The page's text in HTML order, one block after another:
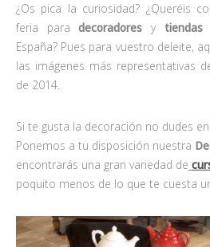
¿Os pica la curiosidad? ¿Queréis
feria paradecoradores y tiendas
España? Pues para vuestro deleite,
las imágenes más representativas
de 2014.
Si te gusta la decoración no dudes
Ponemos a tu disposición nuestra
encontrarás una gran variedad de
poquito menos de lo que te cuesta